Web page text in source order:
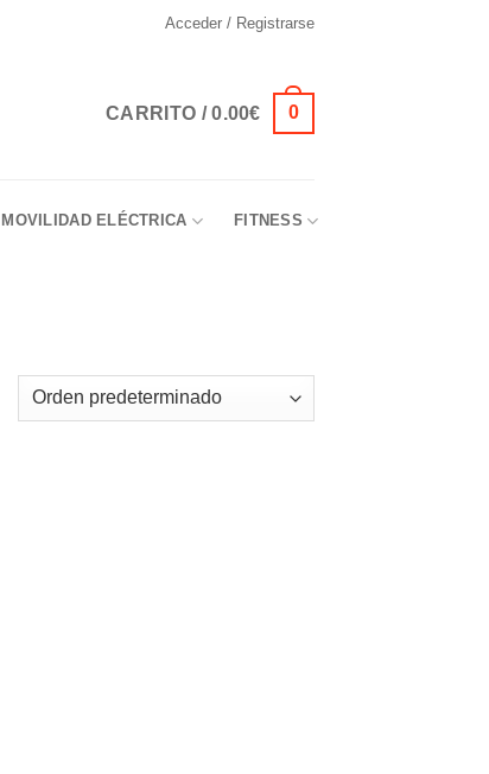
Acceder / Registrarse
CARRITO /0.00€ 0
MOVILIDAD ELÉCTRICA FITNESS